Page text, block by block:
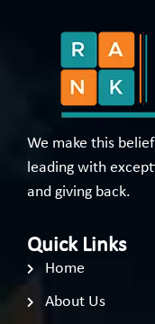
We make this
leading with
and giving back.
Quick Links
Home
About Us